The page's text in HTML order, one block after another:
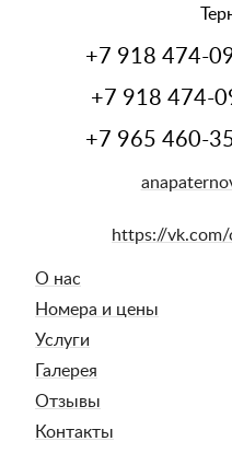
+7 918 474-
+7 918 474-
+7 965 460-
https://vk.com/
О нас
Номера и цены
Услуги
Галерея
Отзывы
Контакты